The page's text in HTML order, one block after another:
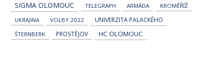
SIGMA OLOMOUC TELEGRAPH ARMÁDA
KROMĚŘÍŽ
UKRAJINA
VOLBY 2022 UNIVERZITA PALACKÉHO
ŠTERNBERK PROSTĚJOV HC OLOMOUC